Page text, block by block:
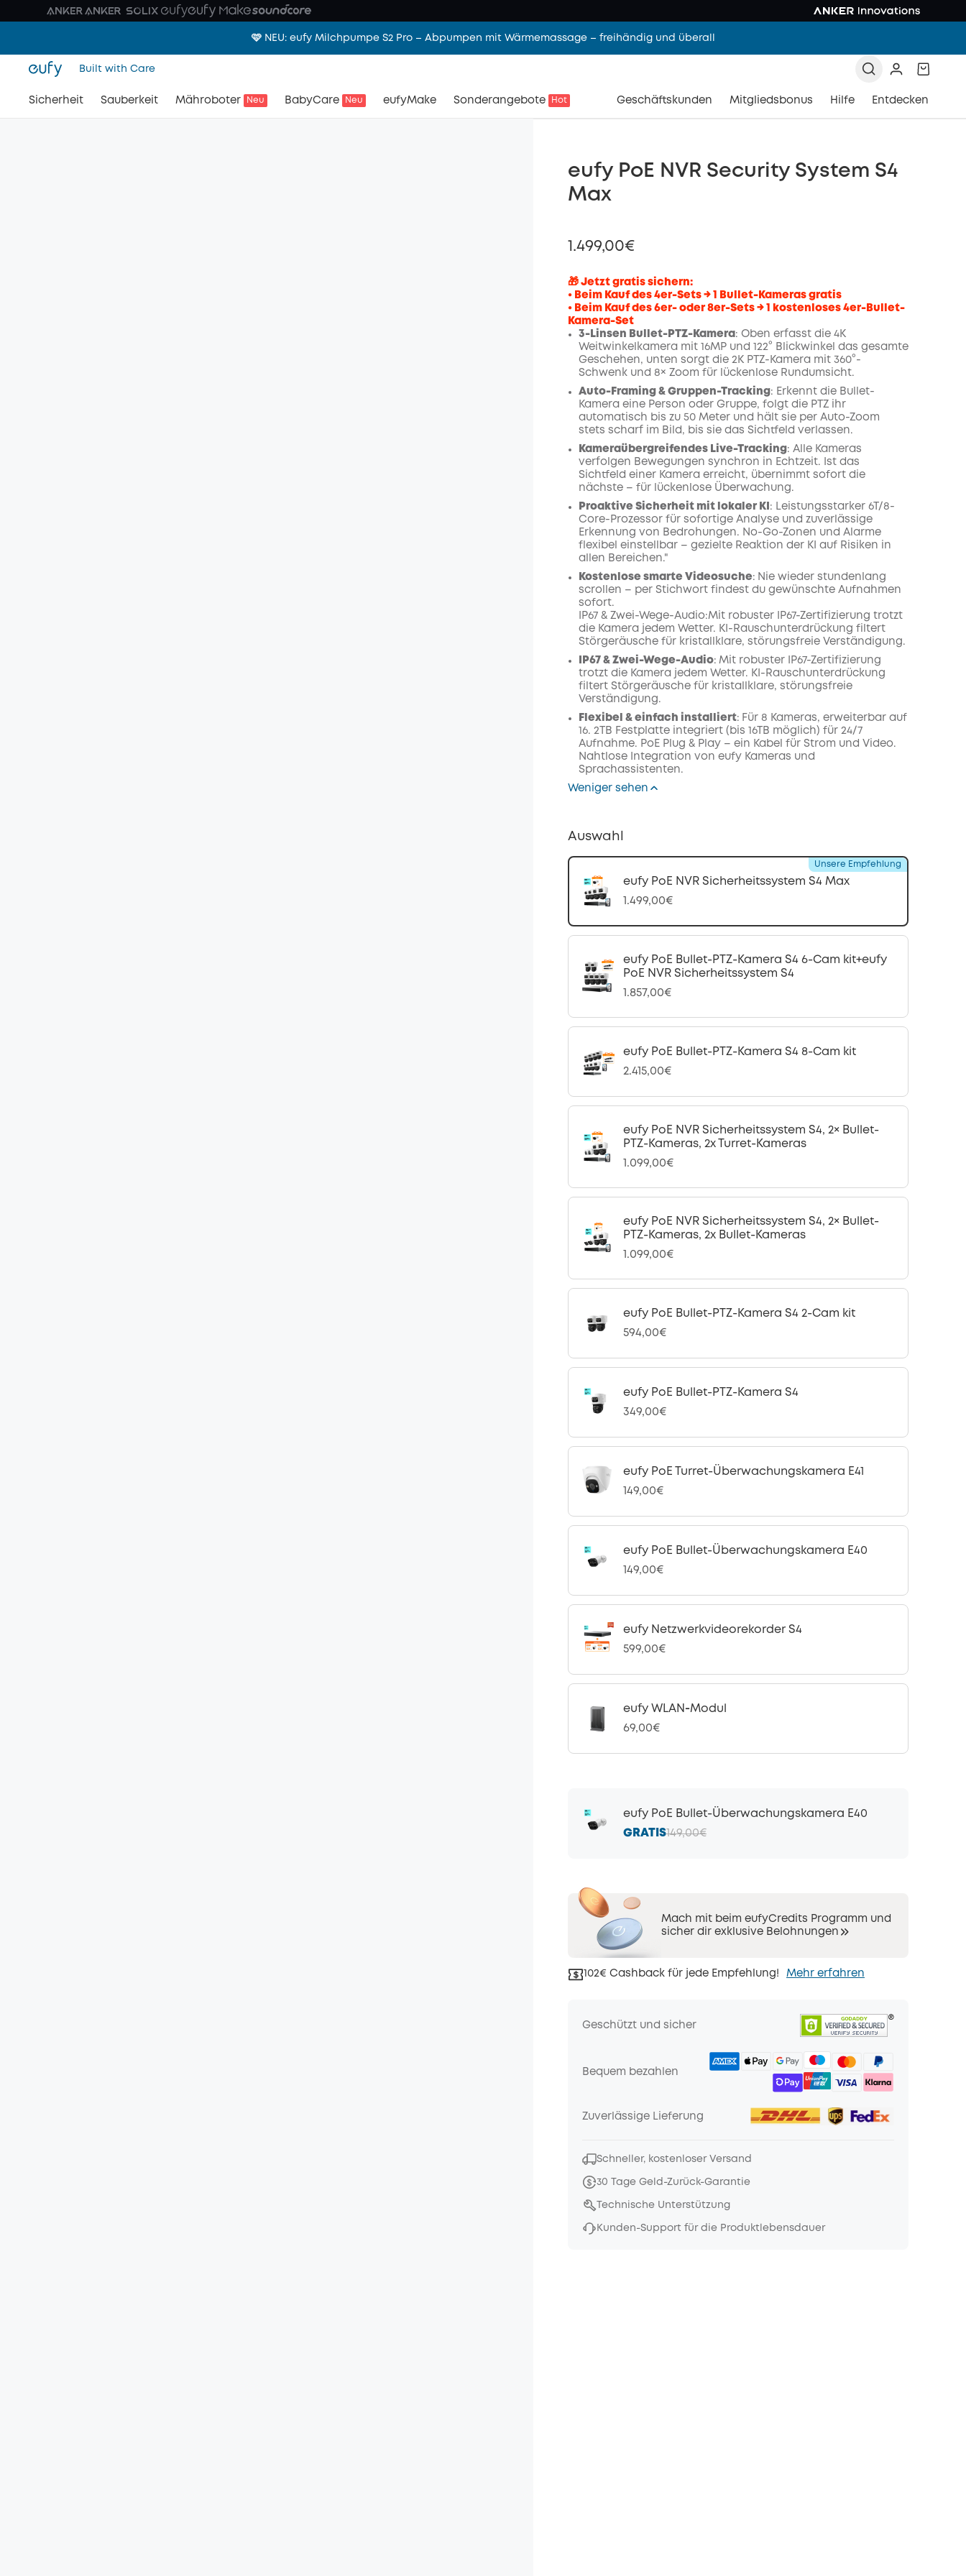
🩷 NEU: eufy Milchpumpe S2 Pro – Abpumpen mit Wärmemassage – freihändig und überall
Built with Care
Sicherheit Sauberkeit Mähroboter Neu BabyCare Neu eufyMake Sonderangebote Hot Geschäftskunden Mitgliedsbonus Hilfe Entdecken
eufy PoE NVR Security System S4
Max
1.499,00€
🎁 Jetzt gratis sichern:
• Beim Kauf des 4er-Sets → 1 Bullet-Kameras gratis
• Beim Kauf des 6er- oder 8er-Sets → 1 kostenloses 4er-Bullet-
Kamera-Set
3-Linsen Bullet-PTZ-Kamera : Oben erfasst die 4K
Weitwinkelkamera mit 16MP und 122° Blickwinkel das gesamte
Geschehen, unten sorgt die 2K PTZ-Kamera mit 360°-
Schwenk und 8× Zoom für lückenlose Rundumsicht.
Auto-Framing & Gruppen-Tracking : Erkennt die Bullet-
Kamera eine Person oder Gruppe, folgt die PTZ ihr
automatisch bis zu 50 Meter und hält sie per Auto-Zoom
stets scharf im Bild, bis sie das Sichtfeld verlassen.
Kameraübergreifendes Live-Tracking : Alle Kameras
verfolgen Bewegungen synchron in Echtzeit. Ist das
Sichtfeld einer Kamera erreicht, übernimmt sofort die
nächste – für lückenlose Überwachung.
Proaktive Sicherheit mit lokaler KI : Leistungsstarker 6T/8-
Core-Prozessor für sofortige Analyse und zuverlässige
Erkennung von Bedrohungen. No-Go-Zonen und Alarme
flexibel einstellbar – gezielte Reaktion der KI auf Risiken in
allen Bereichen."
Kostenlose smarte Videosuche: Nie wieder stundenlang
scrollen – per Stichwort findest du gewünschte Aufnahmen
sofort.
IP67 & Zwei-Wege-Audio:Mit robuster IP67-Zertifizierung trotzt
die Kamera jedem Wetter. KI-Rauschunterdrückung filtert
Störgeräusche für kristallklare, störungsfreie Verständigung.
IP67 & Zwei-Wege-Audio: Mit robuster IP67-Zertifizierung
trotzt die Kamera jedem Wetter. KI-Rauschunterdrückung
filtert Störgeräusche für kristallklare, störungsfreie
Verständigung.
Flexibel & einfach installiert: Für 8 Kameras, erweiterbar auf
16. 2TB Festplatte integriert (bis 16TB möglich) für 24/7
Aufnahme. PoE Plug & Play – ein Kabel für Strom und Video.
Nahtlose Integration von eufy Kameras und
Sprachassistenten.
Weniger sehen
Auswahl
eufy PoE NVR Sicherheitssystem S4 Max
1.499,00€
Unsere Empfehlung
eufy PoE Bullet-PTZ-Kamera S4 6-Cam kit+eufy
PoE NVR Sicherheitssystem S4
1.857,00€
eufy PoE Bullet-PTZ-Kamera S4 8-Cam kit
2.415,00€
eufy PoE NVR Sicherheitssystem S4, 2× Bullet-
PTZ-Kameras, 2x Turret-Kameras
1.099,00€
eufy PoE NVR Sicherheitssystem S4, 2× Bullet-
PTZ-Kameras, 2x Bullet-Kameras
1.099,00€
eufy PoE Bullet-PTZ-Kamera S4 2-Cam kit
594,00€
eufy PoE Bullet-PTZ-Kamera S4
349,00€
eufy PoE Turret-Überwachungskamera E41
149,00€
eufy PoE Bullet-Überwachungskamera E40
149,00€
eufy Netzwerkvideorekorder S4
599,00€
eufy WLAN‑Modul
69,00€
eufy PoE Bullet-Überwachungskamera E40
GRATIS149,00€
Mach mit beim eufyCredits Programm und
sicher dir exklusive Belohnungen
102€ Cashback für jede Empfehlung! Mehr erfahren
Geschützt und sicher
Bequem bezahlen
Zuverlässige Lieferung
Schneller, kostenloser Versand
30 Tage Geld-Zurück-Garantie
Technische Unterstützung
Kunden-Support für die Produktlebensdauer